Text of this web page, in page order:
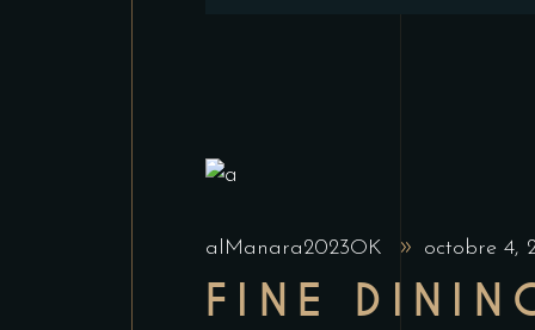
alManara2023OK octobre 4,
FINE